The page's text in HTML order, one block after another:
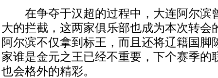
在争夺于汉超的过程中，大连阿尔滨
大的拦截，这两家俱乐部也成为本次转会
阿尔滨不仅拿到标王，而且还将辽籍国脚
家谁是金元之王已经不重要，下个赛季的
也会格外的精彩。